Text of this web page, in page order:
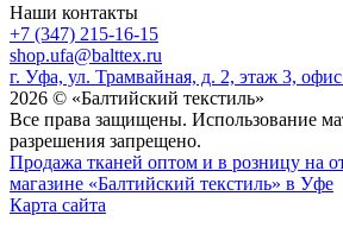
Наши контакты
+7 (347) 215-16-15
shop.ufa@balttex.ru
г. Уфа, ул. Трамвайная, д. 2, этаж 3,
2026 © «Балтийский текстиль»
Все права защищены. Использование
разрешения запрещено.
Продажа тканей оптом и в розницу на
магазине «Балтийский текстиль» в Уфе
Карта сайта